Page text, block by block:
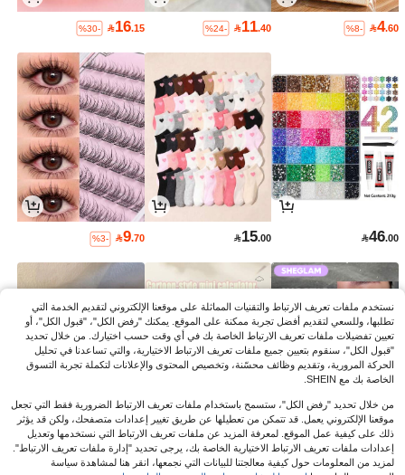
4.60
%8-
11.40
%24-
16.15
%30-
46.00
15.00
9.70
%3-
23.00
%23-
4.85
%3-
4.55
%9-
نستخدم ملفات تعريف الارتباط والتقنيات المماثلة على موقعنا الإلكتروني لتقديم الخدمة التي
تطلبها، وللسعي لتقديم أفضل تجربة ممكنة على الموقع. يمكنك "رفض الكل"، "قبول الكل"، أو
تعيين تفضيلات ملفات تعريف الارتباط الخاصة بك في أي وقت حسب اختيارك. من خلال تحديد
"قبول الكل"، سنقوم بتعيين جميع ملفات تعريف الارتباط الاختيارية، والتي تساعدنا في تحليل
الحركة المرورية، وتقديم وظائف محسّنة، وتخصيص المحتوى والإعلانات لتكملة تجربة التسوق
الخاصة بك مع SHEIN.
من خلال تحديد "رفض الكل"، ستسمح باستخدام ملفات تعريف الارتباط الضرورية فقط التي تجعل
موقعنا الإلكتروني يعمل. قد تتمكن من تعطيلها عن طريق تغيير إعدادات متصفحك، ولكن قد يؤثر
ذلك على كيفية عمل الموقع. لمعرفة المزيد عن ملفات تعريف الارتباط التي نستخدمها وتعديل
إعدادات ملفات تعريف الارتباط الاختيارية الخاصة بك، يرجى تحديد "إدارة ملفات تعريف الارتباط".
لمزيد من المعلومات حول كيفية معالجتنا للبيانات التي نجمعها، انقر هنا لمشاهدة سياسة